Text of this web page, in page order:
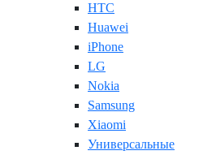
HTC
Huawei
iPhone
LG
Nokia
Samsung
Xiaomi
Универсальные